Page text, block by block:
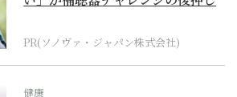
PR(ソノヴァ・ジャパン株式会社)
健康